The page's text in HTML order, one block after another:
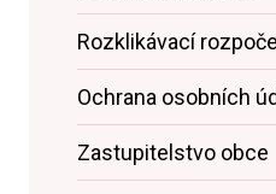
Rozklikávací
Ochrana osobních
Zastupitelstvo obce